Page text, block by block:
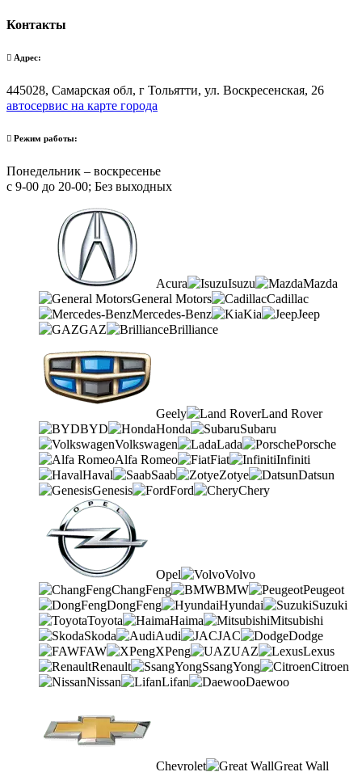
Контакты
Адрес:
445028, Самарская обл, г Тольятти, ул. Воскресенская, 26
автосервис на карте города
Режим работы:
Понедельник – воскресенье
с 9-00 до 20-00; Без выходных
Acura Isuzu
Mazda
General Motors
Cadillac
Mercedes-Benz
Kia
Jeep
GAZ
Brilliance
Geely
Land Rover
BYD
Honda
Subaru
Volkswagen
Lada
Porsche
Alfa Romeo
Fiat
Infiniti
Haval
Saab Zotye
Datsun
Genesis
Ford Chery
Opel
Volvo
ChangFeng
BMW
Peugeot
DongFeng
Hyundai
Suzuki
Toyota
Haima
Mitsubishi
Skoda
Audi JAC
Dodge
FAW
XPeng UAZ
Lexus
Renault
SsangYong
Citroen
Nissan
Lifan Daewoo
Chevrolet Great Wall